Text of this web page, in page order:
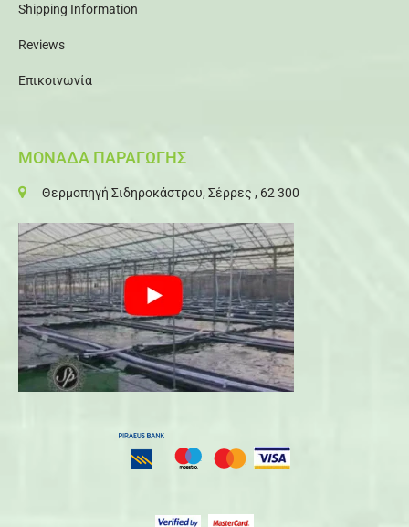
Shipping Information
Reviews
Επικοινωνία
ΜΟΝΑΔΑ ΠΑΡΑΓΩΓΗΣ
Θερμοπηγή Σιδηροκάστρου, Σέρρες , 62 300